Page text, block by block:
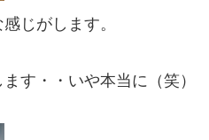
じがします。
す・・いや本当に（笑）